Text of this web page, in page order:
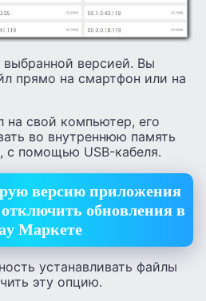
выбранной версией. Вы
прямо на смартфон или на
на свой компьютер, его
во внутреннюю память
с помощью USB-кабеля.
версию приложения
обновления в
Маркете
устанавливать файлы
эту опцию.